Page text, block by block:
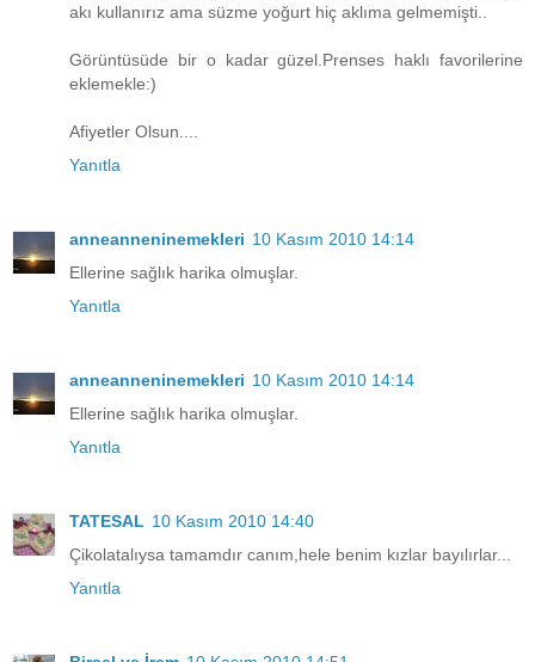
akı kullanırız ama süzme yoğurt hiç aklıma gelmemişti..
Görüntüsüde bir o kadar güzel.Prenses haklı favorilerine
eklemekle:)
Afiyetler Olsun....
Yanıtla
anneanneninemekleri 10 Kasım 2010 14:14
Ellerine sağlık harika olmuşlar.
Yanıtla
anneanneninemekleri 10 Kasım 2010 14:14
Ellerine sağlık harika olmuşlar.
Yanıtla
TATESAL 10 Kasım 2010 14:40
Çikolatalıysa tamamdır canım,hele benim kızlar bayılırlar...
Yanıtla